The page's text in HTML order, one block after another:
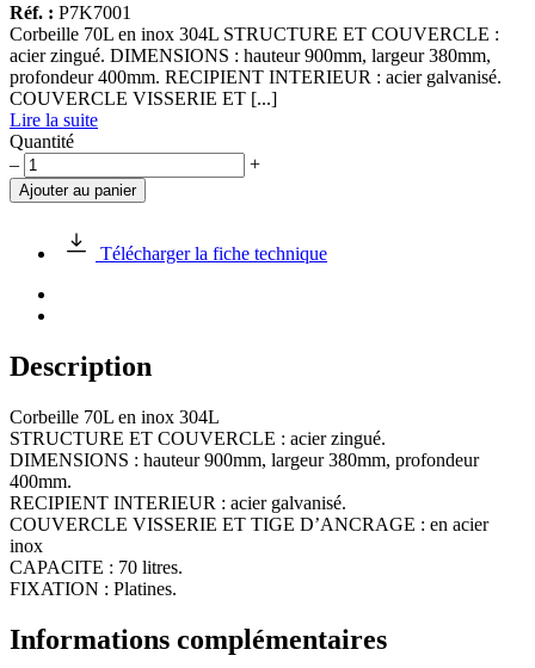
Réf. : P7K7001
Corbeille 70L en inox 304L STRUCTURE ET COUVERCLE :
acier zingué. DIMENSIONS : hauteur 900mm, largeur 380mm,
profondeur 400mm. RECIPIENT INTERIEUR : acier galvanisé.
COUVERCLE VISSERIE ET [...]
Lire la suite
Quantité
quantité
de
Corbeille
304L
– +
Ajouter au panier
Télécharger la fiche technique
Description
Corbeille 70L en inox 304L
STRUCTURE ET COUVERCLE : acier zingué.
DIMENSIONS : hauteur 900mm, largeur 380mm, profondeur
400mm.
RECIPIENT INTERIEUR : acier galvanisé.
COUVERCLE VISSERIE ET TIGE D’ANCRAGE : en acier
inox
CAPACITE : 70 litres.
FIXATION : Platines.
Informations complémentaires